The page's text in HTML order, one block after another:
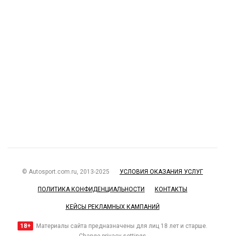
© Autosport.com.ru, 2013-2025 УСЛОВИЯ ОКАЗАНИЯ УСЛУГ
ПОЛИТИКА КОНФИДЕНЦИАЛЬНОСТИ КОНТАКТЫ
КЕЙСЫ РЕКЛАМНЫХ КАМПАНИЙ
18+
Материалы сайта предназначены для лиц 18 лет и старше.